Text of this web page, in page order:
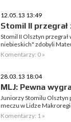
12.05.13 13:49
Stomil II przegrał
Stomil II Olsztyn
niebieskich" zdobyli
Komentarzy: 0 »
28.03.13 18:04
MLJ: Pewna
Juniorzy Stomilu Olsztyn
meczu w Lidze
Komentarzy: 1 »